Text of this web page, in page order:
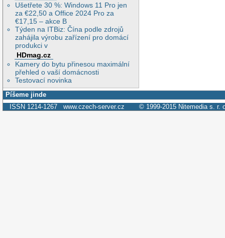
Ušetřete 30 %: Windows 11 Pro jen
za €22,50 a Office 2024 Pro za
€17,15 – akce B
Týden na ITBiz: Čína podle zdrojů
zahájila výrobu zařízení pro domácí
produkci v
HDmag.cz
Kamery do bytu přinesou maximální
přehled o vaší domácnosti
Testovací novinka
Píšeme jinde
ISSN 1214-1267 www.czech-server.cz © 1999-2015 Nitemedia s. r.